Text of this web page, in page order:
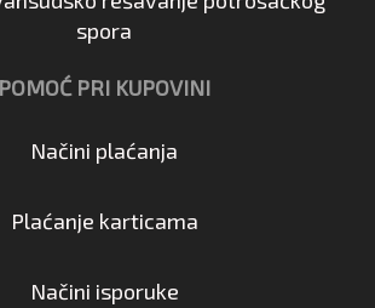
spora
POMOĆ PRI KUPOVINI
Načini plaćanja
Plaćanje karticama
Načini isporuke